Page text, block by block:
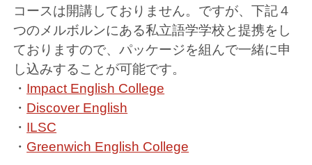
コースは開講しておりません。ですが、下記４
つのメルボルンにある私立語学学校と提携をし
ておりますので、パッケージを組んで一緒に申
し込みすることが可能です。
・ Impact English College
・ Discover English
・ ILSC
・ Greenwich English College